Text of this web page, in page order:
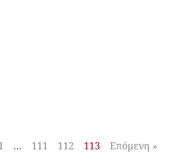
… 111 112 113 Επόμενη »